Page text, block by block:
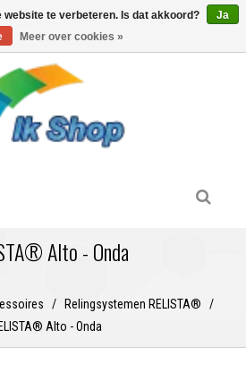
Alto - Onda
/ Relingsystemen RELISTA®
/
Alto - Onda
website te verbeteren. Is dat akkoord?
Ja
Meer over cookies »